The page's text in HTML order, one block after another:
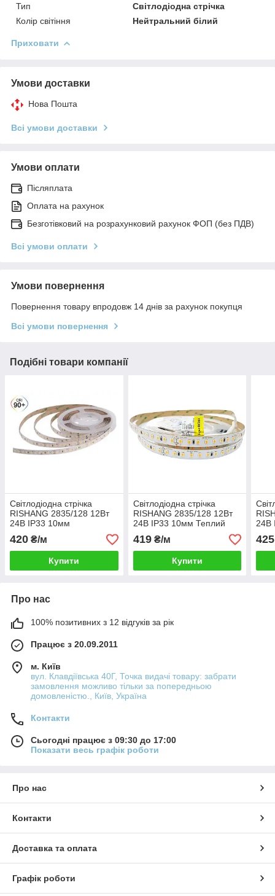
Тип
Світлодіодна стрічка
Колір світіння
Нейтральний білий
Приховати
Умови доставки
Нова Пошта
Всі умови доставки
Умови оплати
Післяплата
Оплата на рахунок
Безготівковий на розрахунковий рахунок ФОП (без ПДВ)
Всі умови оплати
Умови повернення
Повернення товару впродовж 14 днів за рахунок покупця
Всі умови повернення
Подібні товари компанії
Світлодіодна стрічка
RISHANG 2835/128 12Вт
24В IP33 10мм
Нейтральний білий 5000К
CRI90
420 ₴/м
Купити
Світлодіодна стрічка
RISHANG 2835/128 12Вт
24В IP33 10мм Теплий
білий 3000К CRI90
RD00C8TC-A
419₴/м
Купити
24В
425
Про нас
100% позитивних з 12 відгуків за рік
Працює з 20.09.2011
м. Київ
вул. Клавдіївська 40Г, Точка видачі товару: забрати
замовлення можливо тільки за попередньою
домовленістю., Київ, Україна
Контакти
Сьогодні працює з 09:30 до 17:00
Показати весь графік роботи
Про нас
Контакти
Доставка та оплата
Графік роботи